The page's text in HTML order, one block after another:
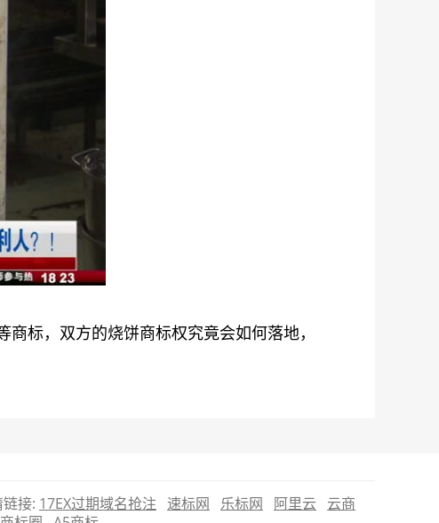
标，双方的烧饼商标权究竟会如何落地，
接: 17EX过期域名抢注 速标网 乐标网 阿里云
云商